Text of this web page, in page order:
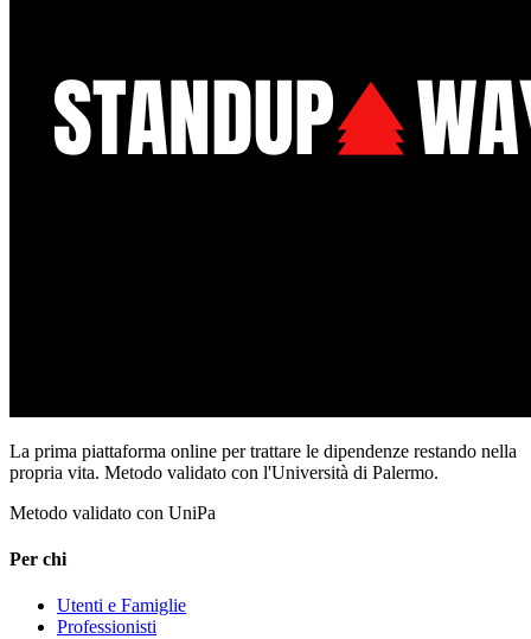
La prima piattaforma online per trattare le dipendenze restando nella
propria vita. Metodo validato con l'Università di Palermo.
Metodo validato con UniPa
Per chi
Utenti e Famiglie
Professionisti